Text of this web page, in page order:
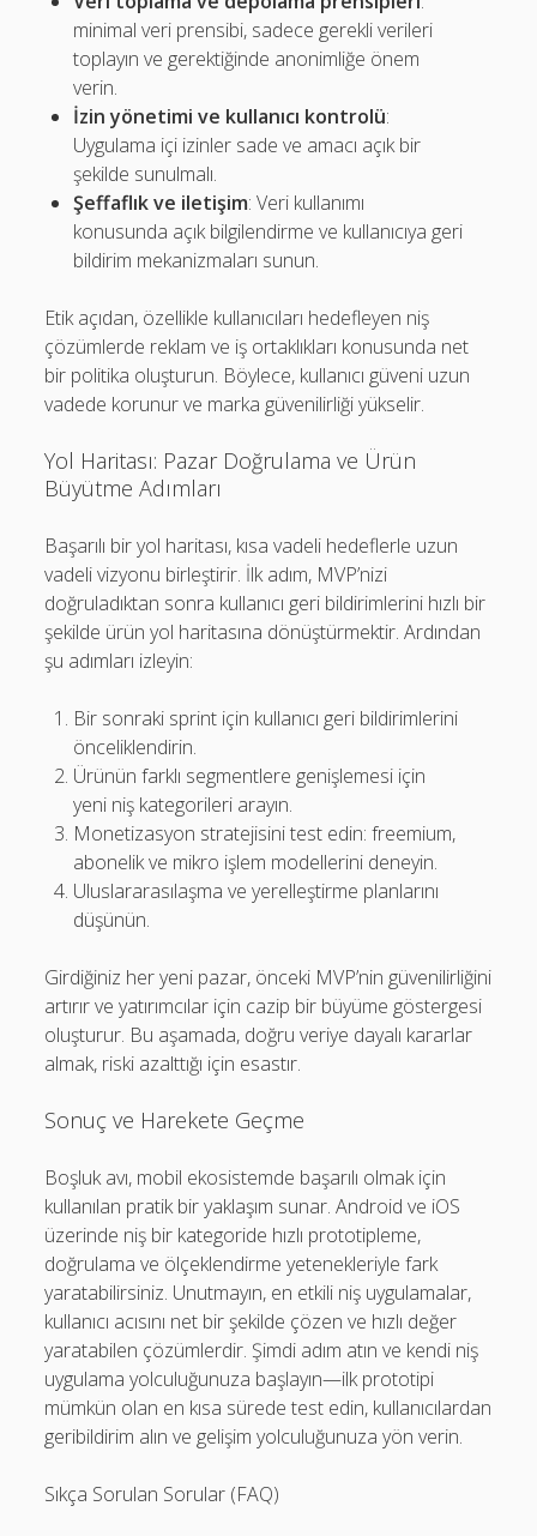
minimal veri prensibi, sadece gerekli verileri
toplayın ve gerektiğinde anonimliğe önem
verin.
İzin yönetimi ve kullanıcı kontrolü:
Uygulama içi izinler sade ve amacı açık bir
şekilde sunulmalı.
Şeffaflık ve iletişim: Veri kullanımı
konusunda açık bilgilendirme ve kullanıcıya geri
bildirim mekanizmaları sunun.
Etik açıdan, özellikle kullanıcıları hedefleyen niş
çözümlerde reklam ve iş ortaklıkları konusunda net
bir politika oluşturun. Böylece, kullanıcı güveni uzun
vadede korunur ve marka güvenilirliği yükselir.
Yol Haritası: Pazar Doğrulama ve Ürün
Büyütme Adımları
Başarılı bir yol haritası, kısa vadeli hedeflerle uzun
vadeli vizyonu birleştirir. İlk adım, MVP’nizi
doğruladıktan sonra kullanıcı geri bildirimlerini hızlı bir
şekilde ürün yol haritasına dönüştürmektir. Ardından
şu adımları izleyin:
Bir sonraki sprint için kullanıcı geri bildirimlerini
önceliklendirin.
Ürünün farklı segmentlere genişlemesi için
yeni niş kategorileri arayın.
Monetizasyon stratejisini test edin: freemium,
abonelik ve mikro işlem modellerini deneyin.
Uluslararasılaşma ve yerelleştirme planlarını
düşünün.
Girdiğiniz her yeni pazar, önceki MVP’nin güvenilirliğini
artırır ve yatırımcılar için cazip bir büyüme göstergesi
oluşturur. Bu aşamada, doğru veriye dayalı kararlar
almak, riski azalttığı için esastır.
Sonuç ve Harekete Geçme
Boşluk avı, mobil ekosistemde başarılı olmak için
kullanılan pratik bir yaklaşım sunar. Android ve iOS
üzerinde niş bir kategoride hızlı prototipleme,
doğrulama ve ölçeklendirme yetenekleriyle fark
yaratabilirsiniz. Unutmayın, en etkili niş uygulamalar,
kullanıcı acısını net bir şekilde çözen ve hızlı değer
yaratabilen çözümlerdir. Şimdi adım atın ve kendi niş
uygulama yolculuğunuza başlayın—ilk prototipi
mümkün olan en kısa sürede test edin, kullanıcılardan
geribildirim alın ve gelişim yolculuğunuza yön verin.
Sıkça Sorulan Sorular (FAQ)